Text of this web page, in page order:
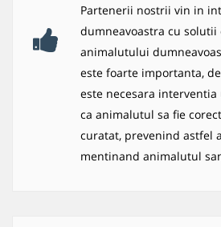
Partenerii nostrii vin in
dumneavoastra cu
animalutului
este foarte importanta,
este necesara
ca animalutul sa fie
curatat, prevenind astfel
mentinand animalutul